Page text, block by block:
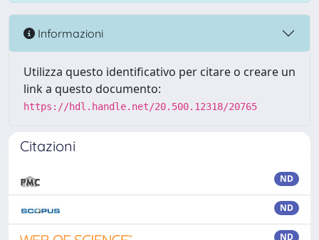
Informazioni
Utilizza questo identificativo per citare o creare un
link a questo documento:
https://hdl.handle.net/20.500.12318/20765
Citazioni
ND
ND
ND